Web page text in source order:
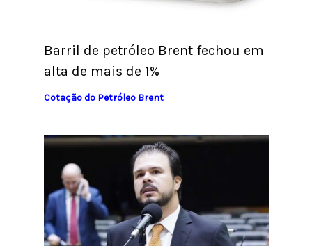
Barril de petróleo Brent fechou em
alta de mais de 1%
Cotação do Petróleo Brent